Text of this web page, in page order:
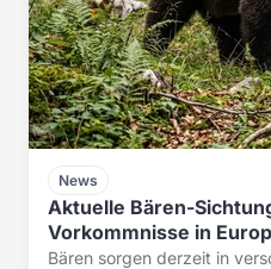
News
Aktuelle Bären-
Vorkommnisse in
Bären sorgen derzeit in